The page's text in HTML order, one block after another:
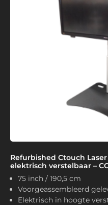
Refurbished Ctouch
elektrisch verstelbaar –
75 inch / 190,5 cm
Voorgeassembleerd
Elektrisch in hoogte